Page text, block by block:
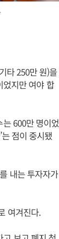
타 250만 원)을
지만 여야 합
600만 명이었
점이 중시됐
내는 투자자가
여겨진다.